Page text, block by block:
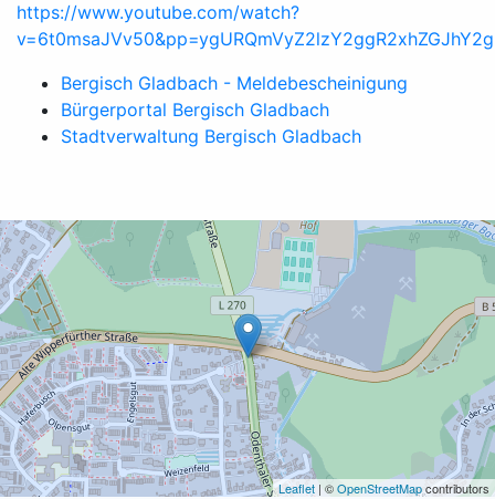
https://www.youtube.com/watch?
Bergisch Gladbach - Meldebescheinigung
Bürgerportal Bergisch Gladbach
Stadtverwaltung Bergisch Gladbach
Leaflet | ©OpenStreetMapcontributors